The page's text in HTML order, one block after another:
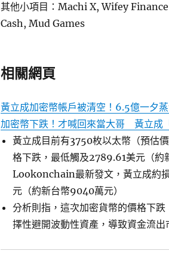
其他小項目：Machi X, Wifey
Cash, Mud Games
相關網頁
黃立成加密幣帳戶被清空！6.5億一夕蒸
加密幣下跌！才喊回來當大哥 黃立成
黃立成目前有3750枚以太幣（預估
格下跌，最低觸及2789.61美元（
Lookonchain最新發文，黃立成約
元（約新台幣9040萬元）
分析則指，這次加密貨幣的價格下
擇性避開波動性資產，導致資金流